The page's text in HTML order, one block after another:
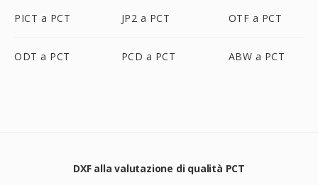
PICT a PCT JP2 a PCT OTF a PCT
ODT a PCT PCD a PCT ABW a PCT
DXF alla valutazione di qualità PCT